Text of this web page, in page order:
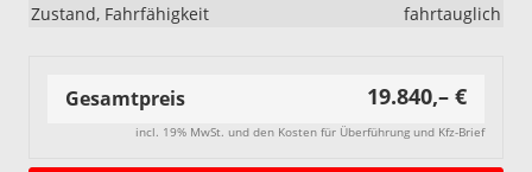
Zustand, Fahrfähigkeit
fahrtauglich
Gesamtpreis 19.840,– €
incl. 19% MwSt. und den Kosten für Überführung und Kfz-Brief